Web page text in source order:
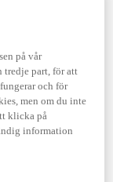
l/100 km
107 g/km
på vår
tredje part, för att
och för
men om du inte
klicka på
information